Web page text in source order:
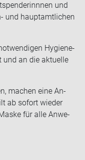
und
und haupt­amt­li­chen
Hy­gie­ne­
an die ak­tu­el­le
ma­chen eine An­
ab so­fort wie­der
für alle An­we­